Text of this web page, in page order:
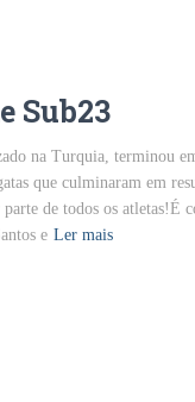
Sub23
na Turquia, terminou
que culminaram em
de todos os atletas!É
e Ler mais